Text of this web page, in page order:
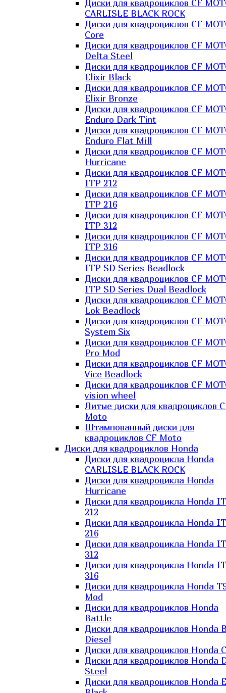
Диски для квадроциклов CF
CARLISLE BLACK ROCK
Диски для квадроциклов CF
Core
Диски для квадроциклов CF
Delta Steel
Диски для квадроциклов CF
Elixir Black
Диски для квадроциклов CF
Elixir Bronze
Диски для квадроциклов CF
Enduro Dark Tint
Диски для квадроциклов CF
Enduro Flat Mill
Диски для квадроциклов CF
Hurricane
Диски для квадроциклов CF
ITP 212
Диски для квадроциклов CF
ITP 216
Диски для квадроциклов CF
ITP 312
Диски для квадроциклов CF
ITP 316
Диски для квадроциклов CF
ITP SD Series Beadlock
Диски для квадроциклов CF
ITP SD Series Dual Beadlock
Диски для квадроциклов CF
Lok Beadlock
Диски для квадроциклов CF
System Six
Диски для квадроциклов CF
Pro Mod
Диски для квадроциклов CF
Vice Beadlock
Диски для квадроциклов CF
vision wheel
Литые диски для квадроциклов
Moto
Штампованный диски для
квадроциклов CF Moto
Диски для квадроциклов Honda
Диски для квадроцикла Honda
CARLISLE BLACK ROCK
Диски для квадроцикла Honda
Hurricane
Диски для квадроцикла Honda
212
Диски для квадроцикла Honda
216
Диски для квадроцикла Honda
312
Диски для квадроцикла Honda
316
Диски для квадроцикла Honda
Mod
Диски для квадроциклов Honda
Battle
Диски для квадроциклов Honda
Diesel
Диски для квадроциклов Honda
Диски для квадроциклов Honda
Steel
Диски для квадроциклов Honda